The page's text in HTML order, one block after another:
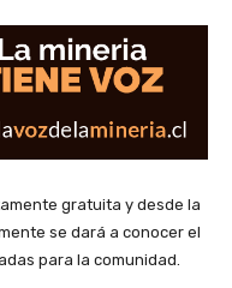
gratuita y desde la
se dará a conocer el
para la comunidad.